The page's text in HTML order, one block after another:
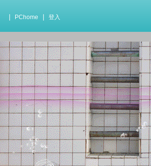
PChome 登入